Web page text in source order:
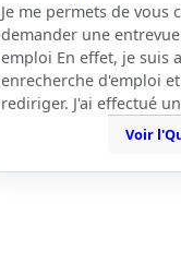
Je me permets de vous
demander une
emploi En effet, je suis
enrecherche d'emploi
rediriger. J'ai effectué
Voir